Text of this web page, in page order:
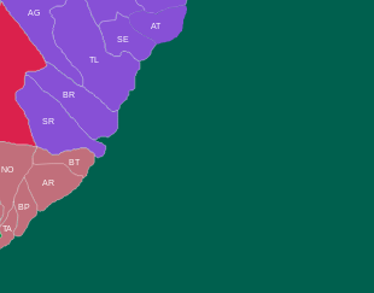
SE
TL
AG
BR
SR
BT
AR
TA
NO
BP
AT